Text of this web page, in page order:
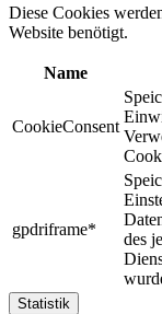
Diese Cookies
Website benötigt.
Name
CookieConsent
gpdriframe*
des
Statistik